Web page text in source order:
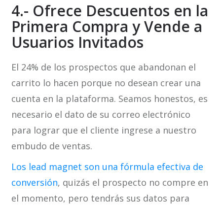
4.- Ofrece Descuentos en la
Primera Compra y Vende a
Usuarios Invitados
El 24% de los prospectos que abandonan el
carrito lo hacen porque no desean crear una
cuenta en la plataforma. Seamos honestos, es
necesario el dato de su correo electrónico
para lograr que el cliente ingrese a nuestro
embudo de ventas.
Los lead magnet son una fórmula efectiva de
conversión, quizás el prospecto no compre en
el momento, pero tendrás sus datos para